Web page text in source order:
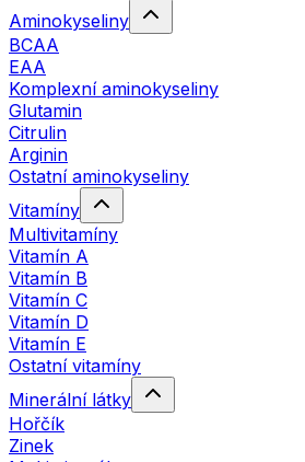
Aminokyseliny
BCAA
EAA
Komplexní aminokyseliny
Glutamin
Citrulin
Arginin
Ostatní aminokyseliny
Vitamíny
Multivitamíny
Vitamín A
Vitamín B
Vitamín C
Vitamín D
Vitamín E
Ostatní vitamíny
Minerální látky
Hořčík
Zinek